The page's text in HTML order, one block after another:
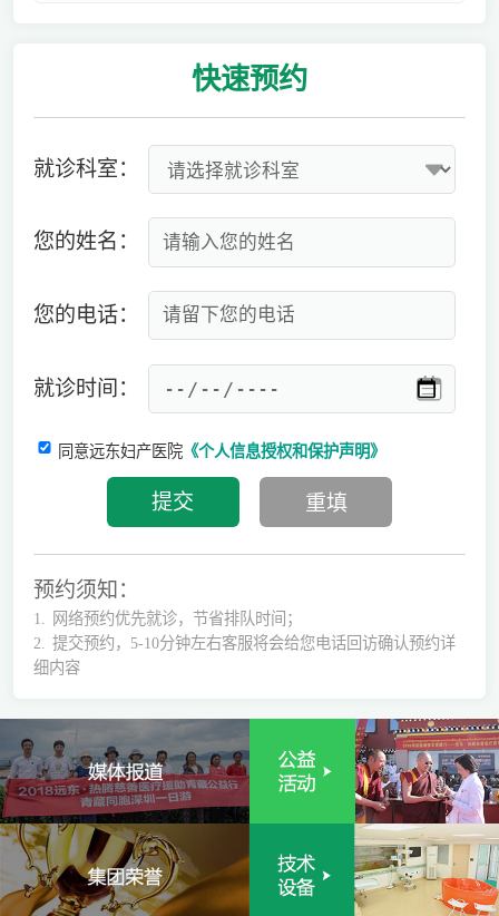
快速预约
就诊科室：
您的姓名：
您的电话：
就诊时间：
同意远东妇产医院《个人信息授权和保护声明》
预约须知：
1.
网络预约优先就诊，节省排队时间；
2.
提交预约，5-10分钟左右客服将会给您电话回访确认预约详
细内容